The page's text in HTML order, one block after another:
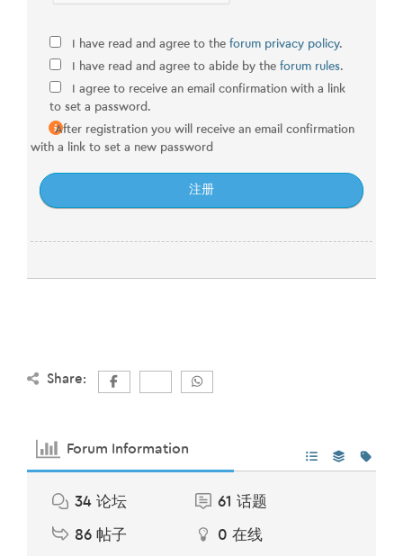
I have read and agree to the forum privacy policy.
I have read and agree to abide by the forum rules.
I agree to receive an email confirmation with a link
to set a password.
After registration you will receive an email confirmation
with a link to set a new password
Share:
Forum Information
34 论坛 61 话题
86 帖子 0 在线